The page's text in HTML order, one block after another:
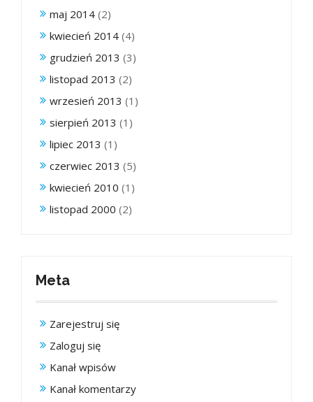
maj 2014 (2)
kwiecień 2014 (4)
grudzień 2013 (3)
listopad 2013 (2)
wrzesień 2013 (1)
sierpień 2013 (1)
lipiec 2013 (1)
czerwiec 2013 (5)
kwiecień 2010 (1)
listopad 2000 (2)
Meta
Zarejestruj się
Zaloguj się
Kanał wpisów
Kanał komentarzy